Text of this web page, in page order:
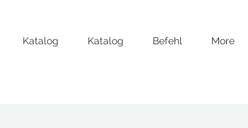
Katalog Katalog Befehl More